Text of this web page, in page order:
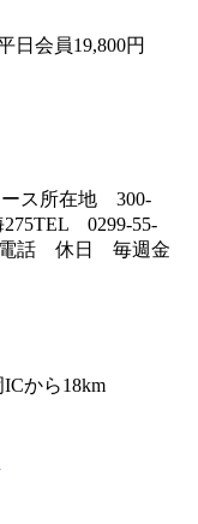
会員19,800円
ス所在地 300-
0299-55-
電話 休日 毎週金
から18km